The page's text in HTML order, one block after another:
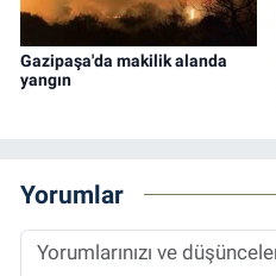
Gazipaşa'da makilik alanda
yangın
Yorumlar